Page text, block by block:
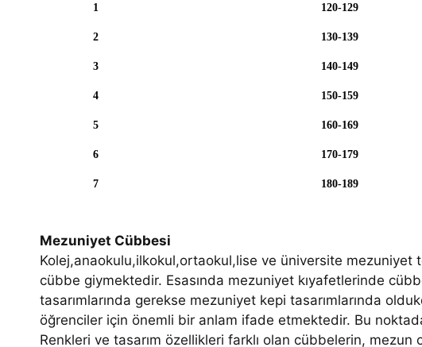
1 120-129
2 130-139
3 140-149
4 150-159
5 160-169
6 170-179
7 180-189
Mezuniyet Cübbesi
Kolej,anaokulu,ilkokul,ortaokul,lise ve üniversite mezuniyet
cübbe giymektedir. Esasında mezuniyet kıyafetlerinde
tasarımlarında gerekse mezuniyet kepi tasarımlarında
öğrenciler için önemli bir anlam ifade etmektedir. Bu
Renkleri ve tasarım özellikleri farklı olan cübbelerin,